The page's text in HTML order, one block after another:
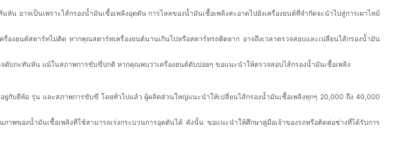
อาจเป็นเพราะไส้กรองน้ำมันเชื้อเพลิงอุดตัน การไหลของน้ำมันเชื้อเพลิงสะอาดไปยังเครื่องยนต์ที่จำกัดจะนำไปสู่การเผาไหม้
องยนต์สตาร์ทไม่ติด หากคุณสตาร์ทเครื่องยนต์นานเกินไปหรือสตาร์ทรถติดยาก อาจถึงเวลาตรวจสอบและเปลี่ยนไส้กรองน้ำมัน
จดับกะทันหัน แม้ในสภาพการขับขี่ปกติ หากคุณพบว่าเครื่องยนต์ดับบ่อยๆ ขอแนะนำให้ตรวจสอบไส้กรองน้ำมันเชื้อเพลิง
ยู่กับยี่ห้อ รุ่น และสภาพการขับขี่ โดยทั่วไปแล้ว ผู้ผลิตส่วนใหญ่แนะนำให้เปลี่ยนไส้กรองน้ำมันเชื้อเพลิงทุกๆ 20,000 ถึง 40,000
พของน้ำมันเชื้อเพลิงที่ใช้สามารถเร่งกระบวนการอุดตันได้ ดังนั้น ขอแนะนำให้ศึกษาคู่มือเจ้าของรถหรือติดต่อช่างที่ได้รับการ